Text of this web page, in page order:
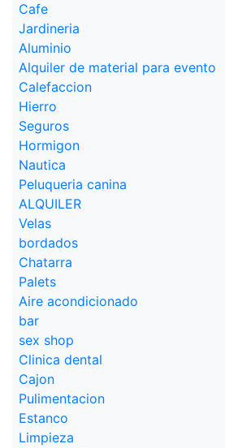
Cafe
Jardineria
Aluminio
Alquiler de material para evento
Calefaccion
Hierro
Seguros
Hormigon
Nautica
Peluqueria canina
ALQUILER
Velas
bordados
Chatarra
Palets
Aire acondicionado
bar
sex shop
Clinica dental
Cajon
Pulimentacion
Estanco
Limpieza